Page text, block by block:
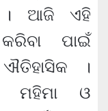
। ଆଜି ଏହି
ପାଇଁ
।
ମହିମା ଓ